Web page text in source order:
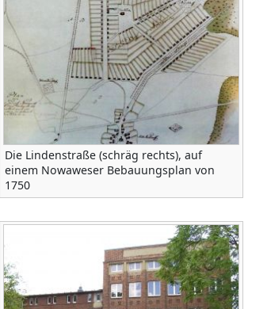
Die Lindenstraße (schräg rechts), auf
einem Nowaweser Bebauungsplan von
1750